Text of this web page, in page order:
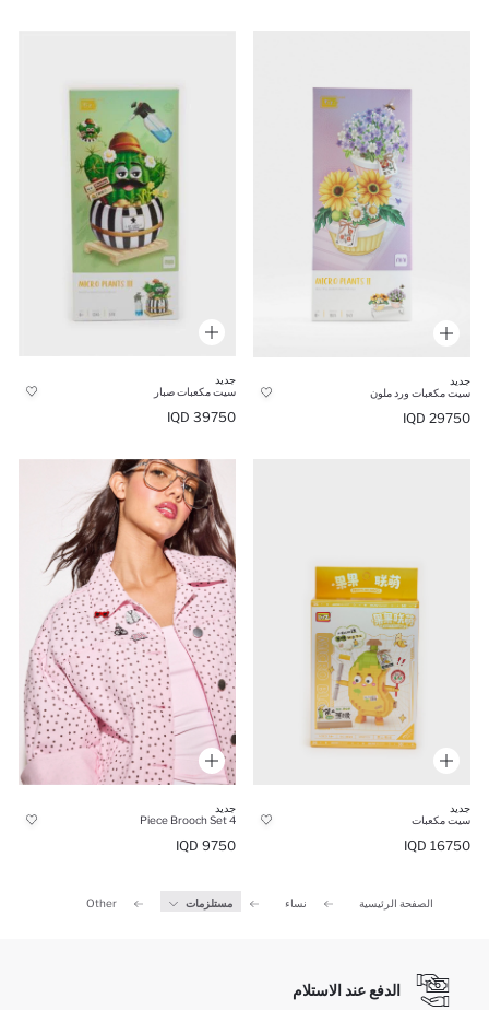
جديد
سيت مكعبات ورد ملون
29750 IQD
جديد
سيت مكعبات صبار
39750 IQD
جديد
سيت مكعبات
16750 IQD
جديد
4 Piece Brooch Set
9750 IQD
الصفحة الرئيسية نساء مستلزمات Other
الدفع عند الاستلام